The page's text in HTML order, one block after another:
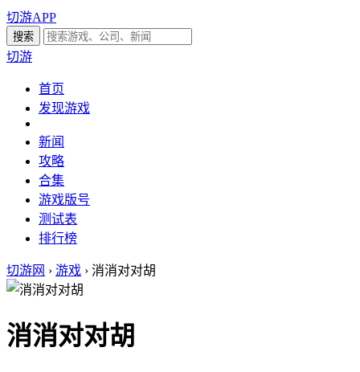
切游APP
切游
首页
发现游戏
新闻
攻略
合集
游戏版号
测试表
排行榜
切游网 › 游戏 › 消消对对胡
消消对对胡